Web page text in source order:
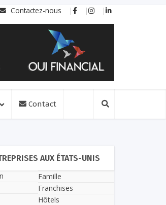
Contactez-nous
Contact
AUX ÉTATS-UNIS
Famille
Franchises
Hôtels